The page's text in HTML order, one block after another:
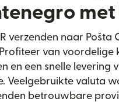
verzenden naar
Profiteer van
en een snelle levering
Veelgebruikte valuta
betrouwbare